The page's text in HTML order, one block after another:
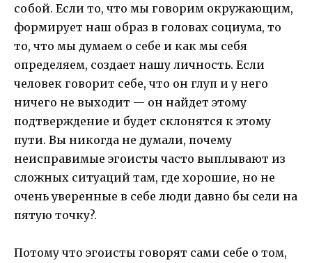
собой. Если то, что мы говорим окружающим,
формирует наш образ в головах социума, то
то, что мы думаем о себе и как мы себя
определяем, создает нашу личность. Если
человек говорит себе, что он глуп и у него
ничего не выходит — он найдет этому
подтверждение и будет склонятся к этому
пути. Вы никогда не думали, почему
неисправимые эгоисты часто выплывают из
сложных ситуаций там, где хорошие, но не
очень уверенные в себе люди давно бы сели на
пятую точку?.
Потому что эгоисты говорят сами себе о том,